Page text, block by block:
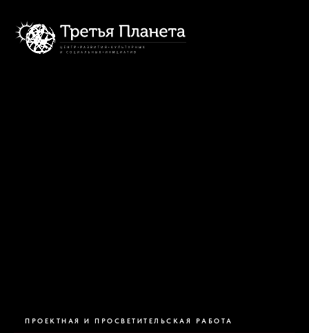
ПРОЕКТНАЯ И ПРОСВЕТИТЕЛЬСКАЯ РАБОТА